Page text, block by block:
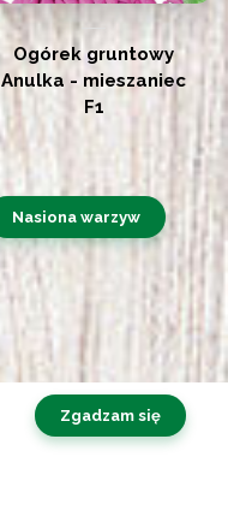
Ogórek gruntowy
Anulka - mieszaniec
F1
Nasiona warzyw
Zgadzam się